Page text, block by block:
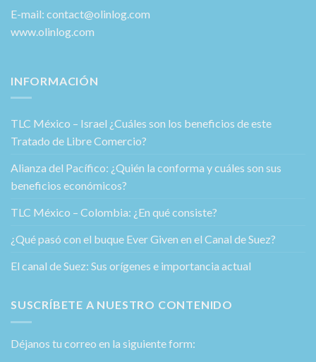
E-mail: contact@olinlog.com
www.olinlog.com
INFORMACIÓN
TLC México – Israel ¿Cuáles son los beneficios de este
Tratado de Libre Comercio?
Alianza del Pacífico: ¿Quién la conforma y cuáles son sus
beneficios económicos?
TLC México – Colombia: ¿En qué consiste?
¿Qué pasó con el buque Ever Given en el Canal de Suez?
El canal de Suez: Sus orígenes e importancia actual
SUSCRÍBETE A NUESTRO CONTENIDO
Déjanos tu correo en la siguiente form: